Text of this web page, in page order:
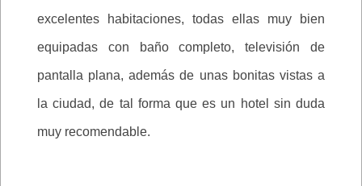
excelentes habitaciones, todas ellas muy bien
equipadas con baño completo, televisión de
pantalla plana, además de unas bonitas vistas a
la ciudad, de tal forma que es un hotel sin duda
muy recomendable.